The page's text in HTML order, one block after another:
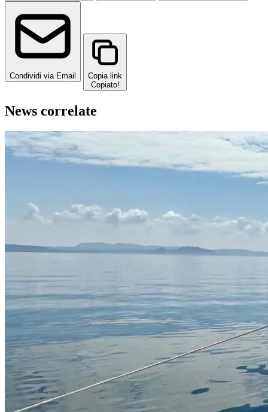
Condividi via Email
Copia link
Copiato!
News correlate